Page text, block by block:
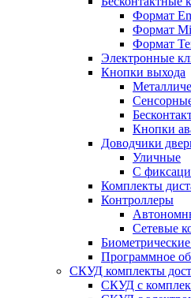
Формат
Формат
Формат
Электронные
Кнопки выхода
Кнопки
Доводчики
Уличные
С
Комплекты
Контроллеры
Сетевые
Программное
СКУД комплекты
СКУД с